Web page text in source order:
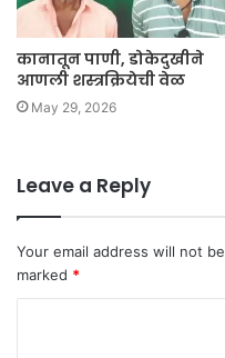
कानातून पाणी, डोकेदुखीने
आणली शस्त्रक्रियेची वेळ
May 29, 2026
Leave a Reply
Your email address will not
marked *